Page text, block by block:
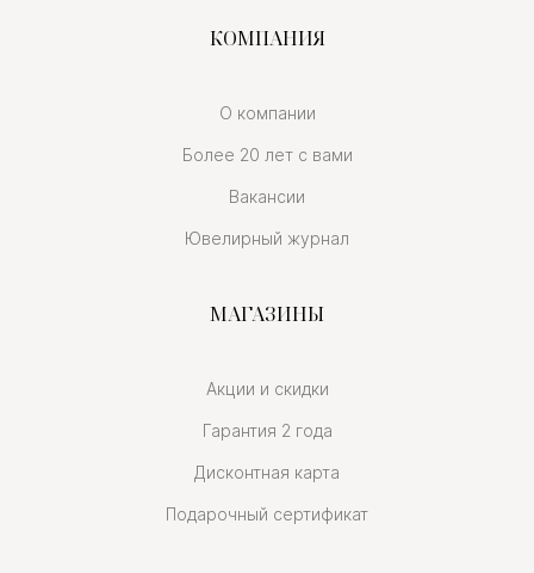
КОМПАНИЯ
О компании
Более 20 лет с вами
Вакансии
Ювелирный журнал
МАГАЗИНЫ
Акции и скидки
Гарантия 2 года
Дисконтная карта
Подарочный сертификат